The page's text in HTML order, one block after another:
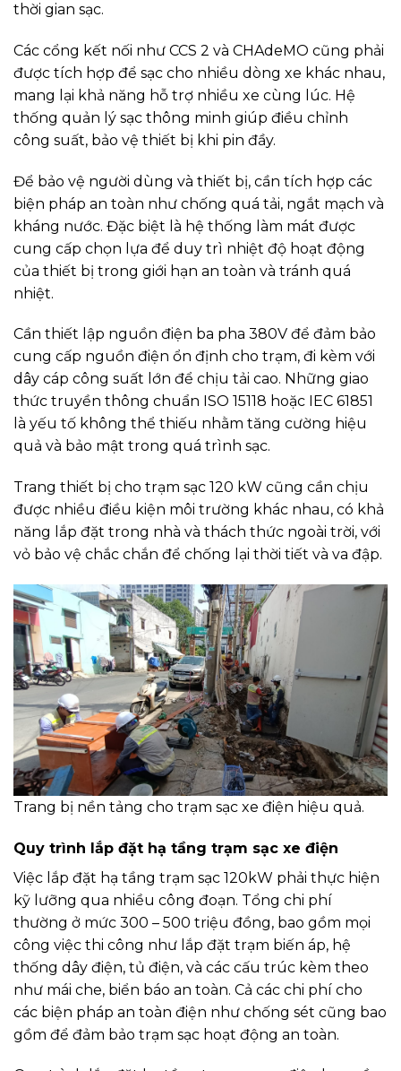
thời gian sạc.
Các cổng kết nối như CCS 2 và CHAdeMO cũng phải
được tích hợp để sạc cho nhiều dòng xe khác nhau,
mang lại khả năng hỗ trợ nhiều xe cùng lúc. Hệ
thống quản lý sạc thông minh giúp điều chỉnh
công suất, bảo vệ thiết bị khi pin đầy.
Để bảo vệ người dùng và thiết bị, cần tích hợp các
biện pháp an toàn như chống quá tải, ngắt mạch và
kháng nước. Đặc biệt là hệ thống làm mát được
cung cấp chọn lựa để duy trì nhiệt độ hoạt động
của thiết bị trong giới hạn an toàn và tránh quá
nhiệt.
Cần thiết lập nguồn điện ba pha 380V để đảm bảo
cung cấp nguồn điện ổn định cho trạm, đi kèm với
dây cáp công suất lớn để chịu tải cao. Những giao
thức truyền thông chuẩn ISO 15118 hoặc IEC 61851
là yếu tố không thể thiếu nhằm tăng cường hiệu
quả và bảo mật trong quá trình sạc.
Trang thiết bị cho trạm sạc 120 kW cũng cần chịu
được nhiều điều kiện môi trường khác nhau, có khả
năng lắp đặt trong nhà và thách thức ngoài trời, với
vỏ bảo vệ chắc chắn để chống lại thời tiết và va đập.
Trang bị nền tảng cho trạm sạc xe điện hiệu quả.
Quy trình lắp đặt hạ tầng trạm sạc xe điện
Việc lắp đặt hạ tầng trạm sạc 120kW phải thực hiện
kỹ lưỡng qua nhiều công đoạn. Tổng chi phí
thường ở mức 300 – 500 triệu đồng, bao gồm mọi
công việc thi công như lắp đặt trạm biến áp, hệ
thống dây điện, tủ điện, và các cấu trúc kèm theo
như mái che, biển báo an toàn. Cả các chi phí cho
các biện pháp an toàn điện như chống sét cũng bao
gồm để đảm bảo trạm sạc hoạt động an toàn.